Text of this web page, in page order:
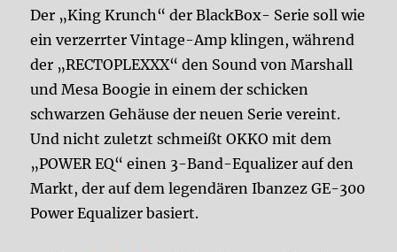
Der „King Krunch“ der BlackBox- Serie soll wie
ein verzerrter Vintage-Amp klingen, während
der „RECTOPLEXXX“ den Sound von Marshall
und Mesa Boogie in einem der schicken
schwarzen Gehäuse der neuen Serie vereint.
Und nicht zuletzt schmeißt OKKO mit dem
„POWER EQ“ einen 3-Band-Equalizer auf den
Markt, der auf dem legendären Ibanzez GE-300
Power Equalizer basiert.